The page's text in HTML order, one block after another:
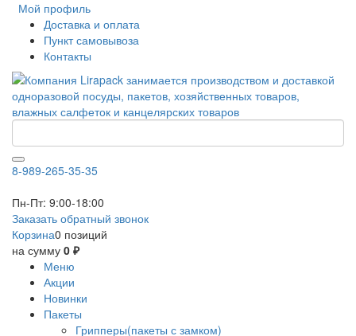
Мой профиль
Доставка и оплата
Пункт самовывоза
Контакты
8-989-265-35-35
Пн-Пт: 9:00-18:00
Заказать обратный звонок
Корзина0 позиций
на сумму 0 ₽
Меню
Акции
Новинки
Пакеты
Грипперы(пакеты с замком)